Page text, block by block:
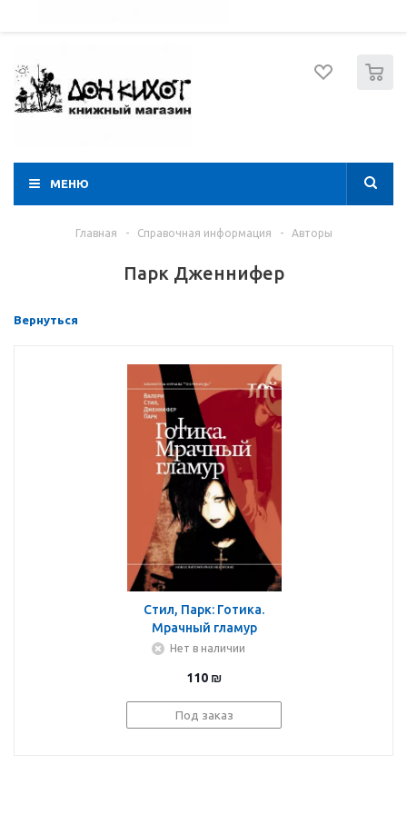
МЕНЮ
Главная - Справочная информация - Авторы
Парк Дженнифер
Вернуться
Стил, Парк: Готика.
Мрачный гламур
Нет в наличии
110 ₪
Под заказ